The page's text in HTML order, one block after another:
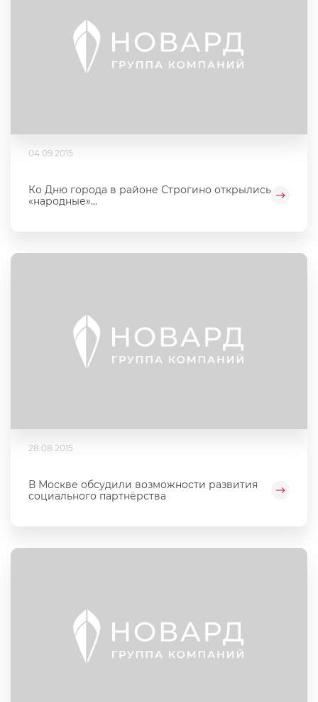
04.09.2015
Ко Дню города в районе Строгино открылись
«народные»...
28.08.2015
В Москве обсудили возможности развития
социального партнёрства